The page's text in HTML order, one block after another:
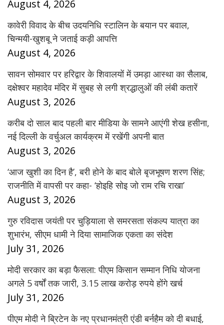
August 4, 2026
कावेरी विवाद के बीच उदयनिधि स्टालिन के बयान पर बवाल,
चिन्मयी-खुशबू ने जताई कड़ी आपत्ति
August 4, 2026
सावन सोमवार पर हरिद्वार के शिवालयों में उमड़ा आस्था का सैलाब,
दक्षेश्वर महादेव मंदिर में सुबह से लगी श्रद्धालुओं की लंबी कतारें
August 3, 2026
करीब दो साल बाद पहली बार मीडिया के सामने आएंगी शेख हसीना,
नई दिल्ली के वर्चुअल कार्यक्रम में रखेंगी अपनी बात
August 3, 2026
‘आज खुशी का दिन है’, बरी होने के बाद बोले बृजभूषण शरण सिंह;
राजनीति में वापसी पर कहा- ‘होइहि सोइ जो राम रचि राखा’
August 3, 2026
गुरु रविदास जयंती पर चुड़ियाला से समरसता संकल्प यात्रा का
शुभारंभ, सीएम धामी ने दिया सामाजिक एकता का संदेश
July 31, 2026
मोदी सरकार का बड़ा फैसला: पीएम किसान सम्मान निधि योजना
अगले 5 वर्षों तक जारी, 3.15 लाख करोड़ रुपये होंगे खर्च
July 31, 2026
पीएम मोदी ने ब्रिटेन के नए प्रधानमंत्री एंडी बर्नहैम को दी बधाई,